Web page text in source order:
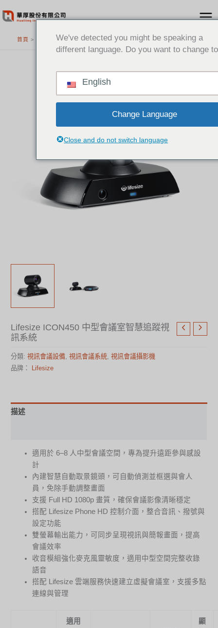
至
首頁 > 精選產品
Lifesize ICON450 中型會議室智慧追蹤視
訊系統
分類:視訊會議設備 ,視訊會議系統 ,視訊會議攝影機
品牌： Lifesize
描述
適用於 6–8 人中型會議空間，專為提升遠距參與感設
計
內建智慧自動取景鏡頭，可自動偵測並框選與會人
員，免除手動調整畫面
支援 Full HD 1080p 畫質，確保會議影像清晰穩定
搭配 Lifesize Phone HD 控制介面，整合音訊、撥號與
設定功能
雙螢幕輸出能力，可同步呈現視訊與簡報畫面，提高
會議效率
收音模組強化麥克風靈敏度，適用中型空間完整收錄
語音
搭配 Lifesize 雲端服務快速建立虛擬會議室，支援多點
連線與管理
適用
顯
We've detected you might be speaking a
different language. Do you want to change
English
Change Language
Close and do not switch language